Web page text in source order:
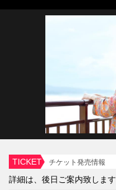
TICKET チケット発売情報
詳細は、後日ご案内致します